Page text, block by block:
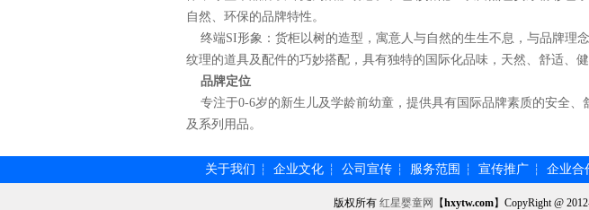
自然、环保的品牌特性。
终端SI形象：货柜以树的造型，寓意人与自然的生生不息，与品牌理
纹理的道具及配件的巧妙搭配，具有独特的国际化品味，天然、舒适、
品牌定位
专注于0-6岁的新生儿及学龄前幼童，提供具有国际品牌素质的安全、
及系列用品。
关于我们 ┆ 企业文化 ┆ 公司宣传 ┆ 服务范围 ┆ 宣传推广 ┆ 企业合
版权所有 红星婴童网 【hxytw.com】CopyRight @